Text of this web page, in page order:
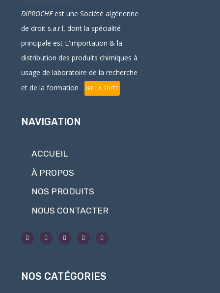
DIPROCHE est une Société algérienne
de droit s.a.r.l, dont la spécialité
principale est L'importation & la
distribution des produits chimiques à
usage de laboratoire de la recherche
et de la formation
IRE LA SUITE
NAVIGATION
ACCUEIL
À PROPOS
NOS PRODUITS
NOUS CONTACTER
NOS CATÉGORIES